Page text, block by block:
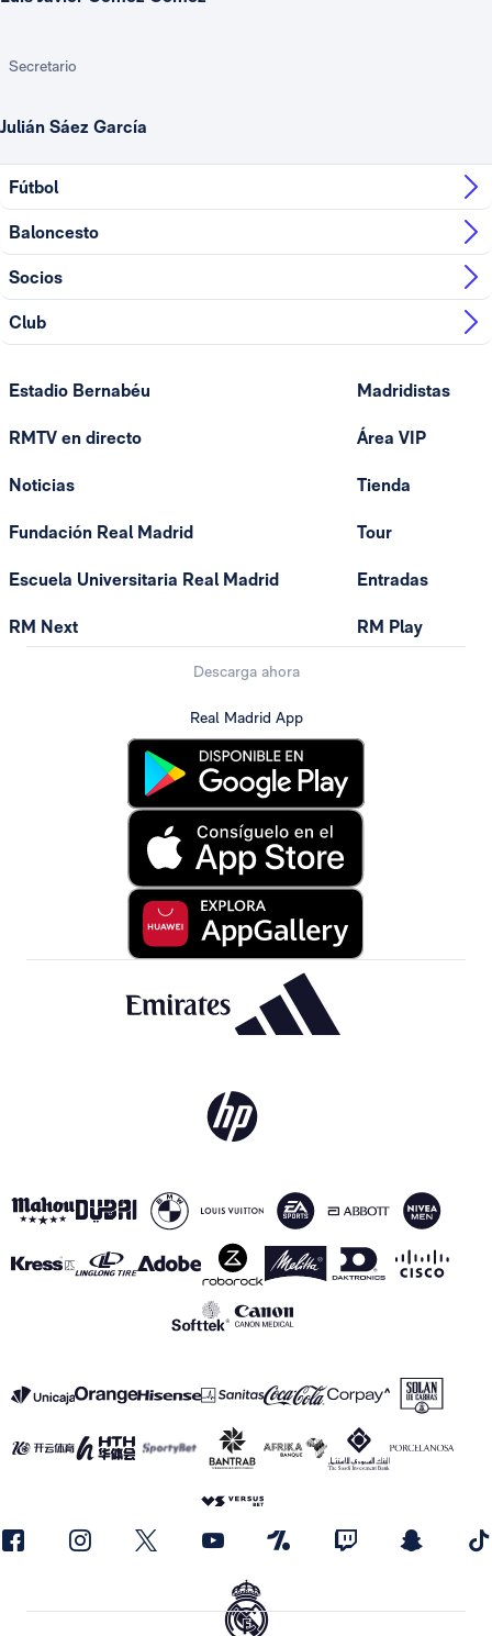
Secretario
Julián Sáez García
Fútbol
Baloncesto
Socios
Club
Estadio Bernabéu
RMTV en directo
Noticias
Fundación Real Madrid
Escuela Universitaria Real Madrid
RM Next
Madridistas
Área VIP
Tienda
Tour
Entradas
RM Play
Descarga ahora
Real Madrid App